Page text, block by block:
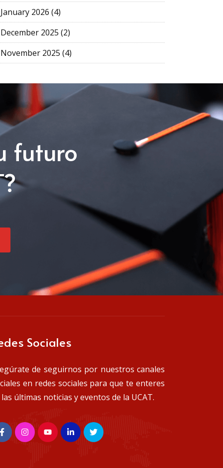
January 2026 (4)
December 2025 (2)
November 2025 (4)
futuro
Sociales
de seguirnos por nuestros canales
en redes sociales para que te enteres
últimas noticias y eventos de la UCAT.